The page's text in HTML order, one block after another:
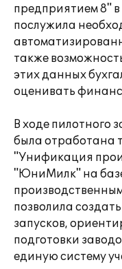
предприятием 8"
послужила
также
этих данных
оценивать
В ходе пилотного
была отработана
"Унификация
"ЮниМилк" на
позволила
запусков,
подготовки
единую систему